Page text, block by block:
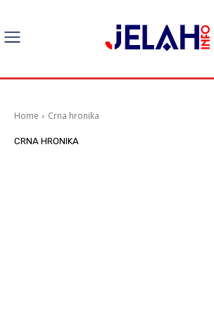
Home Crna hronika
CRNA HRONIKA